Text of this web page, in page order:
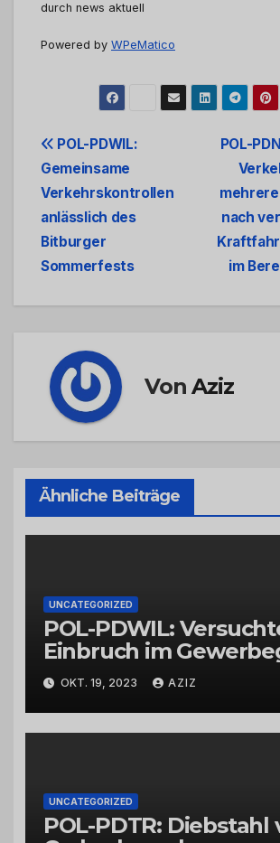
durch news aktuell
Powered by WPeMatico
Beitrags-
Navigation
POL-
nach
im
POL-PDWIL:
Gemeinsame
Verkehrskontrollen
anlässlich des
Bitburger
Sommerfests
VonAziz
Ähnliche Beiträge
UNCATEGORIZED
POL-PDWIL:
Einbruch im
Wittlich
OKT. 19, 2023 AZIZ
UNCATEGORIZED
POL-PDTR: Diebstahl